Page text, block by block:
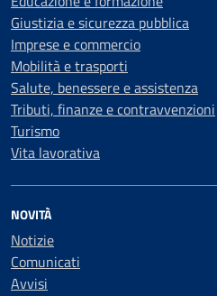
Giustizia e sicurezza pubblica
Imprese e commercio
Mobilità e trasporti
Salute, benessere e assistenza
Tributi, finanze e contravvenzioni
Turismo
Vita lavorativa
NOVITÀ
Notizie
Comunicati
Avvisi